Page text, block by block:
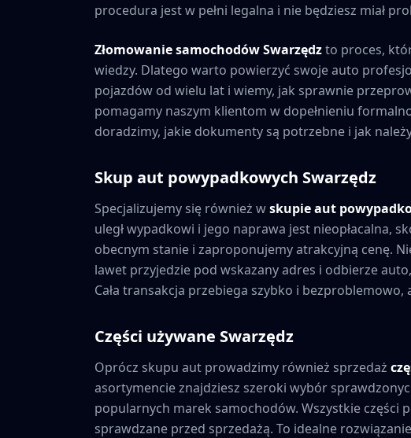
procedura jest w pełni legalna i nie będziesz miał
Złomowanie samochodówSwarzędzto proces,
wiedzy. Dlatego warto powierzyć swoje auto
pojazdów od wielu lat i wiemy, jak sprawnie
pomagamy naszym klientom w dopełnieniu
doradzimy, jakie dokumenty są potrzebne i jak
Skup aut powypadkowych Swarzędz
Specjalizujemy się również wskupie aut
uległ wypadkowi i jego naprawa jest nieopłacalna,
obecnym stanie i zaproponujemy atrakcyjną cenę.
lawet przyjedzie pod wskazany adres i odbierze
Cała transakcja przebiega szybko i
Części używane Swarzędz
Oprócz skupu aut prowadzimy również sprzedaż
asortymencie znajdziesz szeroki wybór
popularnych marek samochodów. Wszystkie części
sprawdzane przed sprzedażą. To idealne